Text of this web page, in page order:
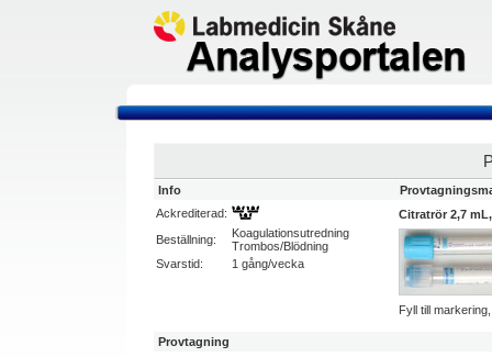
Info
Ackrediterad:
Beställning:
Koagulationsutredning
Trombos/Blödning
Svarstid:
1 gång/vecka
Citratrör 2,7
Fyll till
Provtagning